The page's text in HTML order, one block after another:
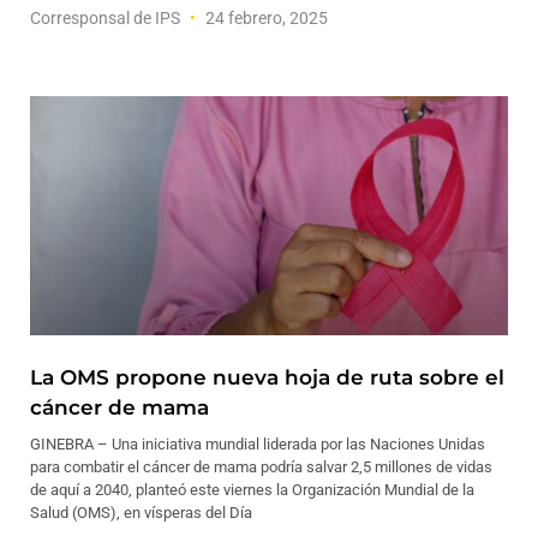
Corresponsal de IPS 24 febrero, 2025
La OMS propone nueva hoja de ruta sobre el
cáncer de mama
GINEBRA – Una iniciativa mundial liderada por las Naciones Unidas
para combatir el cáncer de mama podría salvar 2,5 millones de vidas
de aquí a 2040, planteó este viernes la Organización Mundial de la
Salud (OMS), en vísperas del Día